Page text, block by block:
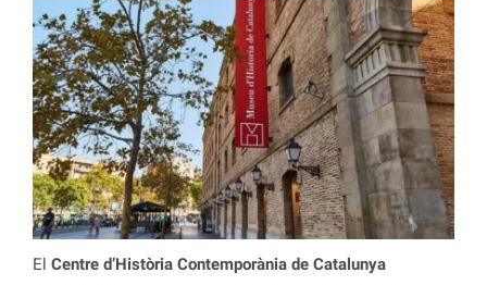
El Centre d’Història Contemporània de Catalunya